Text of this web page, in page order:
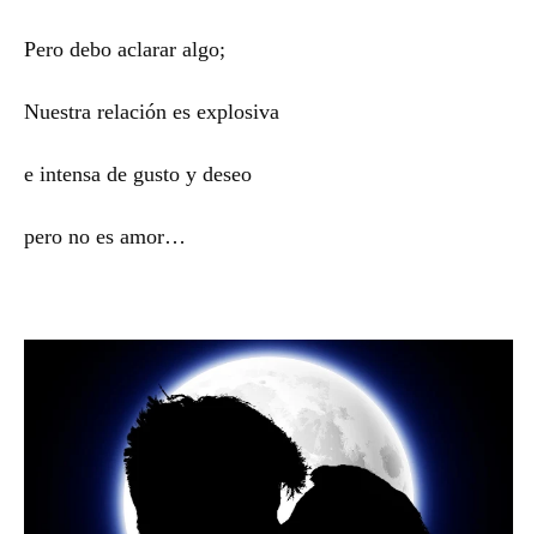
Pero debo aclarar algo;
Nuestra relación es explosiva
e intensa de gusto y deseo
pero no es amor…